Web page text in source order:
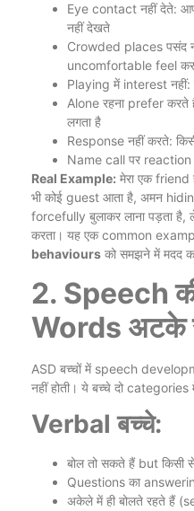
Eye contact नहीं देते:
नहीं देखते
Crowded places पसंद
uncomfortable feel
Playing में interest नहीं:
Alone रहना prefer करते
लगता है
Response नहीं करते:
Name call पर reaction
Real Example: मेरा एक friend
भी कोई guest आता है, अमन
forcefully बुलाकर लाना पड़ता है,
करता। यह एक common
behaviours को समझने में मदद
2. Speech
Words अटके
ASD बच्चों में speech
नहीं होती। ये बच्चे दो categories
Verbal बच्चे:
बोल तो सकते हैं but किसी
Questions का
अकेले में ही बोलते रहते हैं